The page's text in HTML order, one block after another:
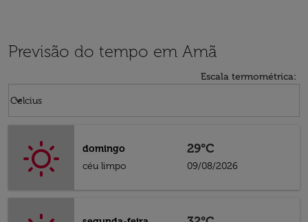
Previsão do tempo em Amã
Escala termométrica:
Celcius
keyboard_arrow_down
domingo
céu limpo
29°C
09/08/2026